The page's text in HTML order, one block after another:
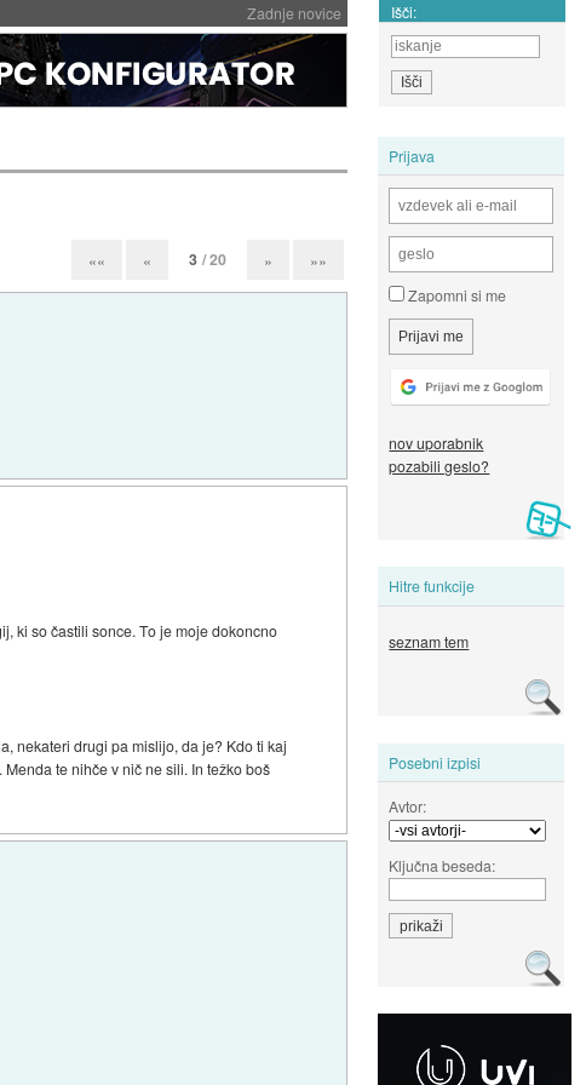
Zadnje novice Išči:
Prijava
Zapomni si me
nov uporabnik
pozabili geslo?
Hitre funkcije
seznam tem
Posebni izpisi
Avtor:
Ključna beseda:
«« « 3 / 20 » »»
ki so častili sonce. To je moje dokoncno
nekateri drugi pa mislijo, da je? Kdo ti kaj
te nihče v nič ne sili. In težko boš